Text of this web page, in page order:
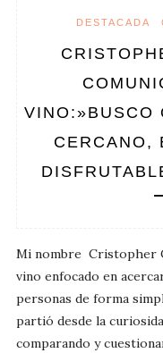
DESTACADA
VINO:»BUSCO
CERCANO,
Mi nombre Cristopher
vino enfocado en
personas de forma
partió desde la
comparando y